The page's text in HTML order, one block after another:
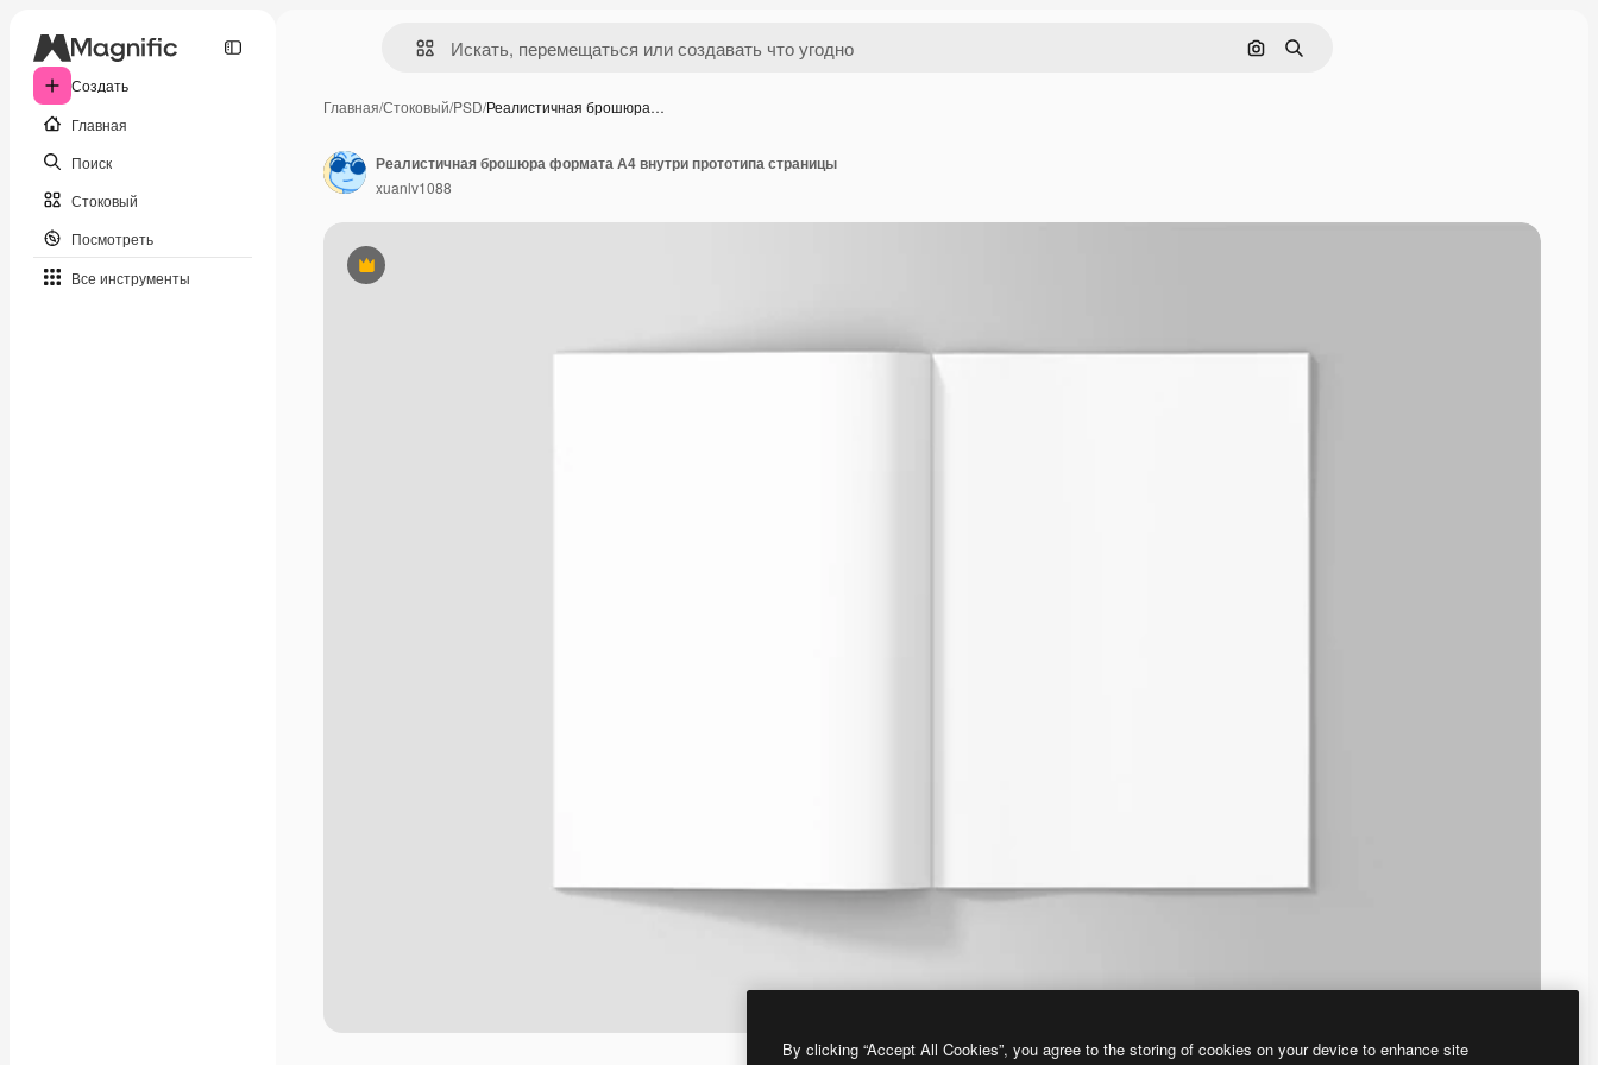
Создать
Главная
Поиск
Стоковый
Посмотреть
Все инструменты
Поиск по изображению
Поиск
Главная/Стоковый/PSD/Реалистичная брошюра…
Премиум
Реалистичная брошюра формата А4 внутри прототипа страницы
xuanlv1088
By clicking “Accept All Cookies”, you agree to the storing of cookies on your device to enhance site